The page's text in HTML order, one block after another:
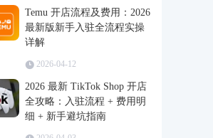
Temu 开店流程及费用：2026
最新版新手入驻全流程实操
详解
2026-04-12
2026 最新 TikTok Shop 开店
全攻略：入驻流程 + 费用明
细 + 新手避坑指南